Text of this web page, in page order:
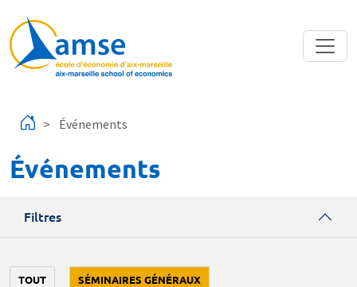
Événements
Événements
Filtres
TOUT SÉMINAIRES GÉNÉRAUX